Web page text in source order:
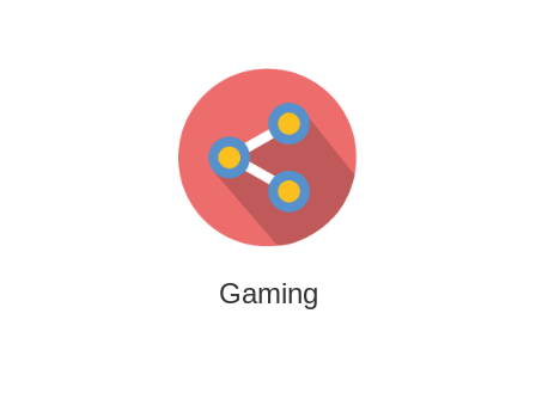
Gaming
Gaming
Desarrollamos experiencias interactivas y videojuegos
que combinan entretenimiento, innovación y engagement
para marcas y audiencias.